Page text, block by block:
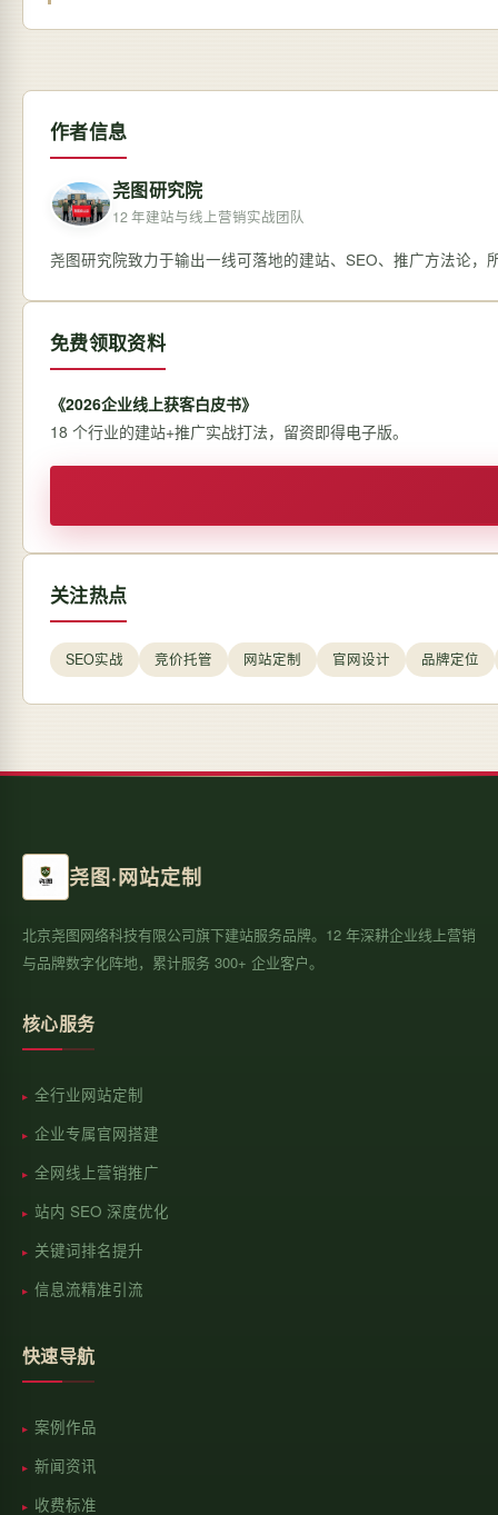
作者信息
尧图研究院
12 年建站与线上营销实战团队
尧图研究院致力于输出一线可落地的建站、SEO、推广方法论，
免费领取资料
《2026企业线上获客白皮书》
18 个行业的建站+推广实战打法，留资即得电子版。
关注热点
SEO实战 竞价托管 网站定制 官网设计 品牌定位
尧图·网站定制
北京尧图网络科技有限公司旗下建站服务品牌。12 年深耕企业线上营销
与品牌数字化阵地，累计服务 300+ 企业客户。
核心服务
全行业网站定制
企业专属官网搭建
全网线上营销推广
站内 SEO 深度优化
关键词排名提升
信息流精准引流
快速导航
案例作品
新闻资讯
收费标准